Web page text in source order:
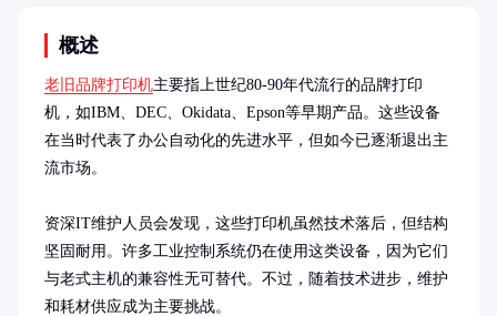
概述
老旧品牌打印机主要指上世纪80-90年代流行的品牌打印
机，如IBM、DEC、Okidata、Epson等早期产品。这些设备
在当时代表了办公自动化的先进水平，但如今已逐渐退出主
流市场。
资深IT维护人员会发现，这些打印机虽然技术落后，但结构
坚固耐用。许多工业控制系统仍在使用这类设备，因为它们
与老式主机的兼容性无可替代。不过，随着技术进步，维护
和耗材供应成为主要挑战。